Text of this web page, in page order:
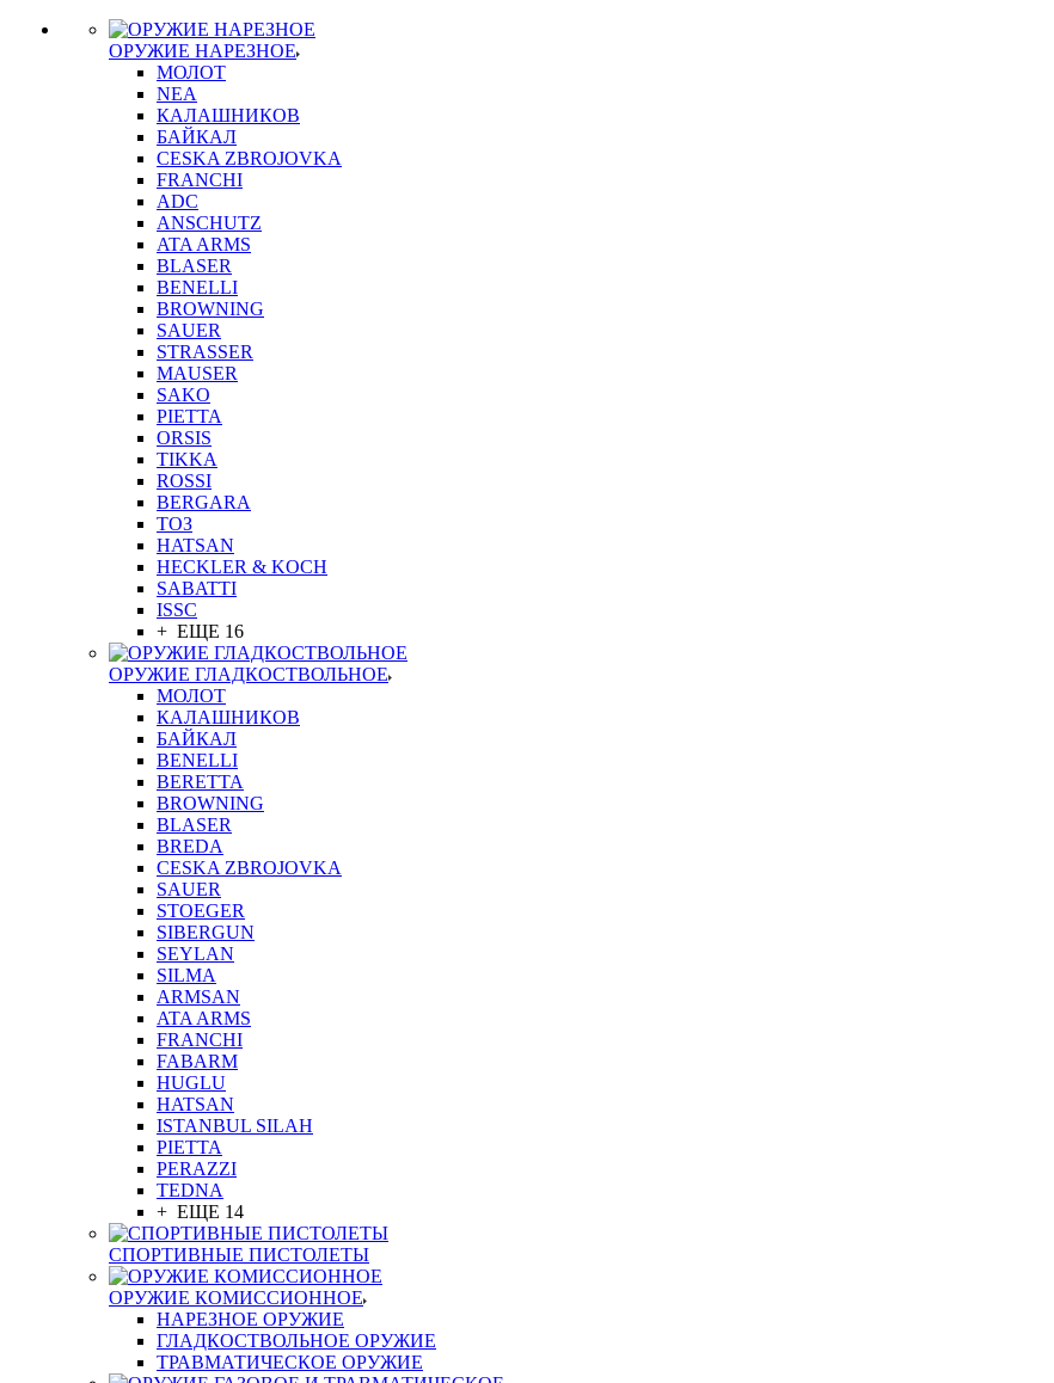
ОРУЖИЕ НАРЕЗНОЕ
МОЛОТ
NEA
КАЛАШНИКОВ
БАЙКАЛ
CESKA ZBROJOVKA
FRANCHI
ADC
ANSCHUTZ
ATA ARMS
BLASER
BENELLI
BROWNING
SAUER
STRASSER
MAUSER
SAKO
PIETTA
ORSIS
TIKKA
ROSSI
BERGARA
ТОЗ
HATSAN
HECKLER & KOCH
SABATTI
ISSC
+ ЕЩЕ 16
ОРУЖИЕ ГЛАДКОСТВОЛЬНОЕ
МОЛОТ
КАЛАШНИКОВ
БАЙКАЛ
BENELLI
BERETTA
BROWNING
BLASER
BREDA
CESKA ZBROJOVKA
SAUER
STOEGER
SIBERGUN
SEYLAN
SILMA
ARMSAN
ATA ARMS
FRANCHI
FABARM
HUGLU
HATSAN
ISTANBUL SILAH
PIETTA
PERAZZI
TEDNA
+ ЕЩЕ 14
СПОРТИВНЫЕ ПИСТОЛЕТЫ
ОРУЖИЕ КОМИССИОННОЕ
НАРЕЗНОЕ ОРУЖИЕ
ГЛАДКОСТВОЛЬНОЕ ОРУЖИЕ
ТРАВМАТИЧЕСКОЕ ОРУЖИЕ